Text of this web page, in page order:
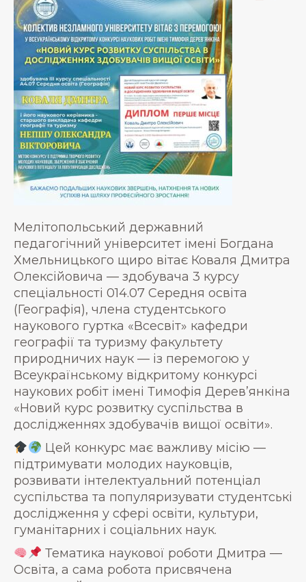
Мелітопольський державний
педагогічний університет імені Богдана
Хмельницького щиро вітає Коваля Дмитра
Олексійовича — здобувача 3 курсу
спеціальності 014.07 Середня освіта
(Географія), члена студентського
наукового гуртка «Всесвіт» кафедри
географії та туризму факультету
природничих наук — із перемогою у
Всеукраїнському відкритому конкурсі
наукових робіт імені Тимофія Дерев’янкіна
«Новий курс розвитку суспільства в
дослідженнях здобувачів вищої освіти».
Цей конкурс має важливу місію —
підтримувати молодих науковців,
розвивати інтелектуальний потенціал
суспільства та популяризувати студентські
дослідження у сфері освіти, культури,
гуманітарних і соціальних наук.
Тематика наукової роботи Дмитра —
Освіта, а сама робота присвячена